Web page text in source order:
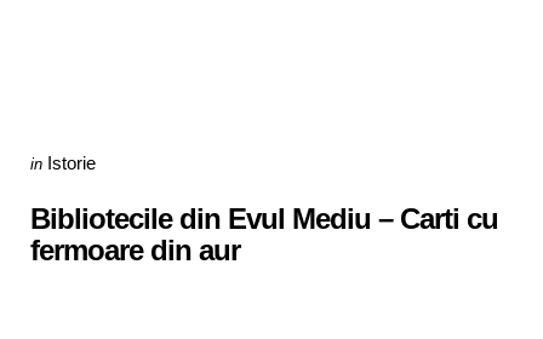
Categories
Posted
in Istorie
Bibliotecile din Evul Mediu – Carti cu
fermoare din aur